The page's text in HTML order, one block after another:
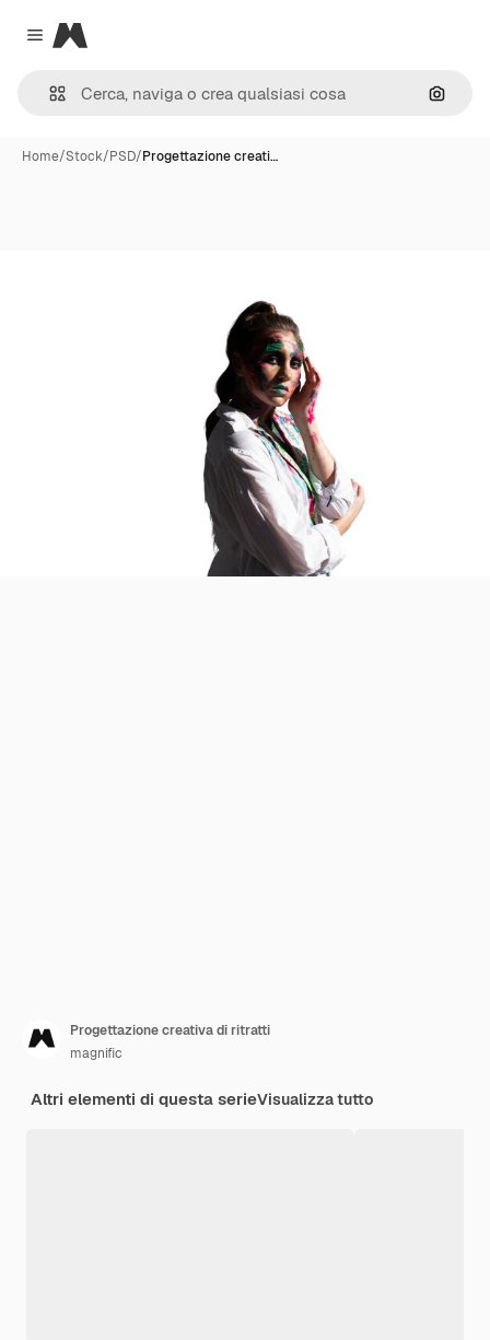
Close menu
Magnific
Cerca
Home/Stock/PSD/Progettazione creati…
Progettazione creativa di ritratti
magnific
Altri elementi di questa serieVisualizza tutto